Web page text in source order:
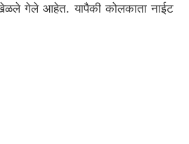
गेले आहेत. यापैकी कोलकाता नाईट